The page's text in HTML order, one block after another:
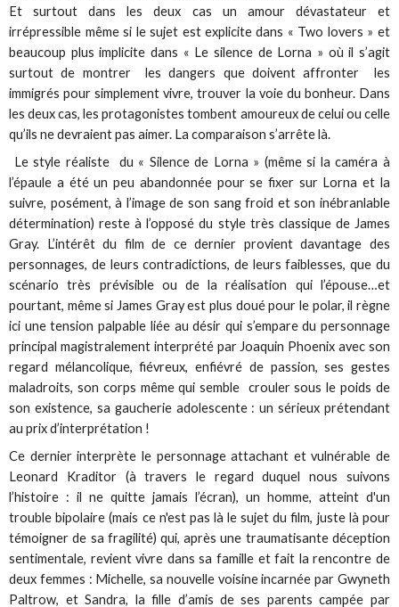
Et surtout dans les deux cas un amour dévastateur et
irrépressible même si le sujet est explicite dans « Two lovers » et
beaucoup plus implicite dans « Le silence de Lorna » où il s’agit
surtout de montrer les dangers que doivent affronter les
immigrés pour simplement vivre, trouver la voie du bonheur. Dans
les deux cas, les protagonistes tombent amoureux de celui ou celle
qu’ils ne devraient pas aimer. La comparaison s’arrête là.
Le style réaliste du « Silence de Lorna » (même si la caméra à
l’épaule a été un peu abandonnée pour se fixer sur Lorna et la
suivre, posément, à l’image de son sang froid et son inébranlable
détermination) reste à l’opposé du style très classique de James
Gray. L’intérêt du film de ce dernier provient davantage des
personnages, de leurs contradictions, de leurs faiblesses, que du
scénario très prévisible ou de la réalisation qui l’épouse…et
pourtant, même si James Gray est plus doué pour le polar, il règne
ici une tension palpable liée au désir qui s’empare du personnage
principal magistralement interprété par Joaquin Phoenix avec son
regard mélancolique, fiévreux, enfiévré de passion, ses gestes
maladroits, son corps même qui semble crouler sous le poids de
son existence, sa gaucherie adolescente : un sérieux prétendant
au prix d’interprétation !
Ce dernier interprète le personnage attachant et vulnérable de
Leonard Kraditor (à travers le regard duquel nous suivons
l’histoire : il ne quitte jamais l’écran), un homme, atteint d'un
trouble bipolaire (mais ce n'est pas là le sujet du film, juste là pour
témoigner de sa fragilité) qui, après une traumatisante déception
sentimentale, revient vivre dans sa famille et fait la rencontre de
deux femmes : Michelle, sa nouvelle voisine incarnée par Gwyneth
Paltrow, et Sandra, la fille d’amis de ses parents campée par